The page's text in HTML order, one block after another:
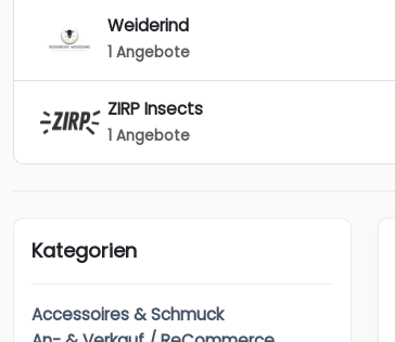
Weiderind
1 Angebote
ZIRP Insects
1 Angebote
Kategorien
Accessoires & Schmuck